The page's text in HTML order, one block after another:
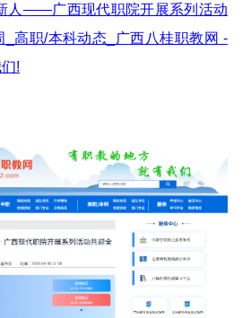
人——广西现代职院开展系列活动
_高职/本科动态_广西八桂职教网 -
!